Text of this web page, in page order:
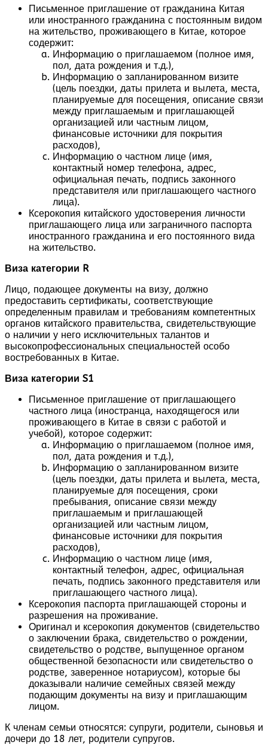
Письменное приглашение от гражданина Китая
или иностранного гражданина с постоянным видом
на жительство, проживающего в Китае, которое
содержит:
Информацию о приглашаемом (полное имя,
пол, дата рождения и т.д.),
Информацию о запланированном визите
(цель поездки, даты прилета и вылета, места,
планируемые для посещения, описание связи
между приглашаемым и приглашающей
организацией или частным лицом,
финансовые источники для покрытия
расходов),
Информацию о частном лице (имя,
контактный номер телефона, адрес,
официальная печать, подпись законного
представителя или приглашающего частного
лица).
Ксерокопия китайского удостоверения личности
приглашающего лица или заграничного паспорта
иностранного гражданина и его постоянного вида
на жительство.
Виза категории R
Лицо, подающее документы на визу, должно
предоставить сертификаты, соответствующие
определенным правилам и требованиям компетентных
органов китайского правительства, свидетельствующие
о наличии у него исключительных талантов и
высокопрофессиональных специальностей особо
востребованных в Китае.
Виза категории S1
Письменное приглашение от приглашающего
частного лица (иностранца, находящегося или
проживающего в Китае в связи с работой и
учебой), которое содержит:
Информацию о приглашаемом (полное имя,
пол, дата рождения и т.д.),
Информацию о запланированном визите
(цель поездки, даты прилета и вылета, места,
планируемые для посещения, сроки
пребывания, описание связи между
приглашаемым и приглашающей
организацией или частным лицом,
финансовые источники для покрытия
расходов),
Информацию о частном лице (имя,
контактный телефон, адрес, официальная
печать, подпись законного представителя или
приглашающего частного лица).
Ксерокопия паспорта приглашающей стороны и
разрешения на проживание.
Оригинал и ксерокопия документов (свидетельство
о заключении брака, свидетельство о рождении,
свидетельство о родстве, выпущенное органом
общественной безопасности или свидетельство о
родстве, заверенное нотариусом), которые бы
доказывали наличие семейных связей между
подающим документы на визу и приглашающим
лицом.
К членам семьи относятся: супруги, родители, сыновья и
дочери до 18 лет, родители супругов.